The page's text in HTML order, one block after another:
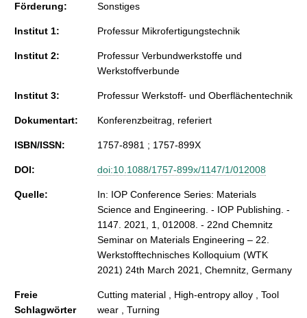
Förderung: Sonstiges
Institut 1: Professur Mikrofertigungstechnik
Institut 2:
Professur Verbundwerkstoffe und
Werkstoffverbunde
Institut 3: Professur Werkstoff- und Oberflächentechnik
Dokumentart: Konferenzbeitrag, referiert
ISBN/ISSN: 1757-8981 ; 1757-899X
DOI: doi:10.1088/1757-899x/1147/1/012008
Quelle:
In: IOP Conference Series: Materials
Science and Engineering. - IOP Publishing. -
1147. 2021, 1, 012008. - 22nd Chemnitz
Seminar on Materials Engineering – 22.
Werkstofftechnisches Kolloquium (WTK
2021) 24th March 2021, Chemnitz, Germany
Freie
Schlagwörter
Cutting material , High-entropy alloy , Tool
wear , Turning